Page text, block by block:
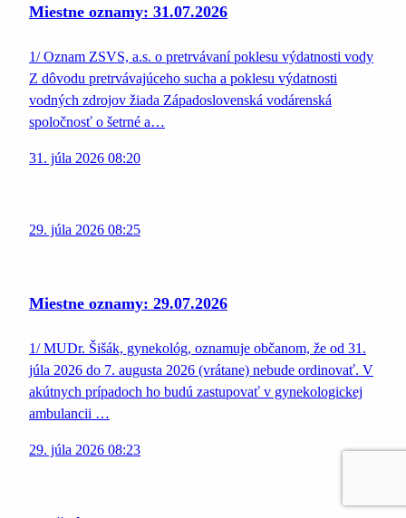
Miestne oznamy: 31.07.2026
1/ Oznam ZSVS, a.s. o pretrvávaní poklesu výdatnosti vody
Z dôvodu pretrvávajúceho sucha a poklesu výdatnosti
vodných zdrojov žiada Západoslovenská vodárenská
spoločnosť o šetrné a…
31. júla 2026 08:20
29. júla 2026 08:25
Miestne oznamy: 29.07.2026
1/ MUDr. Šišák, gynekológ, oznamuje občanom, že od 31.
júla 2026 do 7. augusta 2026 (vrátane) nebude ordinovať. V
akútnych prípadoch ho budú zastupovať v gynekologickej
ambulancii …
29. júla 2026 08:23